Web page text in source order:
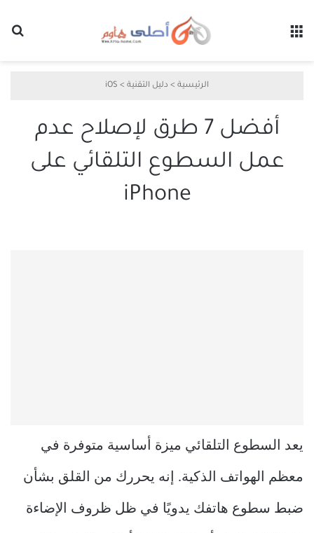
الرئيسية > دليل التقنية >
iOS
أفضل 7 طرق لإصلاح عدم
عمل السطوع التلقائي على
iPhone
يعد السطوع التلقائي ميزة أساسية متوفرة في
معظم الهواتف الذكية. إنه يحررك من القلق بشأن
ضبط سطوع هاتفك يدويًا في ظل ظروف الإضاءة